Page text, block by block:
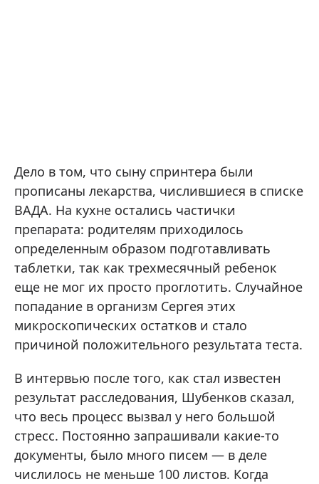
Дело в том, что сыну спринтера были
прописаны лекарства, числившиеся в списке
ВАДА. На кухне остались частички
препарата: родителям приходилось
определенным образом подготавливать
таблетки, так как трехмесячный ребенок
еще не мог их просто проглотить. Случайное
попадание в организм Сергея этих
микроскопических остатков и стало
причиной положительного результата теста.
В интервью после того, как стал известен
результат расследования, Шубенков сказал,
что весь процесс вызвал у него большой
стресс. Постоянно запрашивали какие-то
документы, было много писем — в деле
числилось не меньше 100 листов. Когда